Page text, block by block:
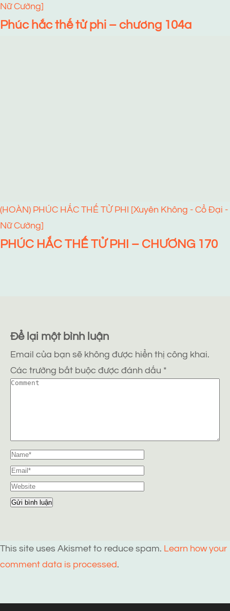
Nữ Cường]
Phúc hắc thế tử phi – chương 104a
(HOÀN) PHÚC HẮC THẾ TỬ PHI [Xuyên Không - Cổ Đại -
Nữ Cường]
PHÚC HẮC THẾ TỬ PHI – CHƯƠNG 170
Để lại một bình luận
Email của bạn sẽ không được hiển thị công khai.
Các trường bắt buộc được đánh dấu *
This site uses Akismet to reduce spam. Learn how your
comment data is processed.